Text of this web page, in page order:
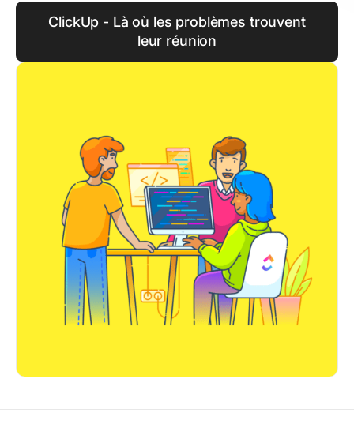
ClickUp - Là où les problèmes trouvent
leur réunion